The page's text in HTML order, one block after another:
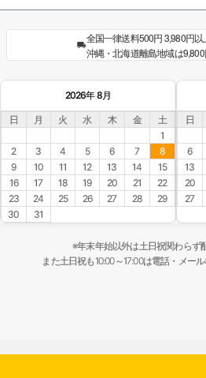
全国一律送料500円 3,980円
沖縄・北海道離島地域は
2026年 8月
日 月 火 水 木 金
土
1
2
3 4 5 6 7
8
9
10 11 12 13 14
15
16
17 18 19 20 21
22
23
24 25 26 27 28
29
30
31
日
6
13
20
27
※年末年始以外は土日祝関わらず
また土日祝も10:00～17:00は電話・メー